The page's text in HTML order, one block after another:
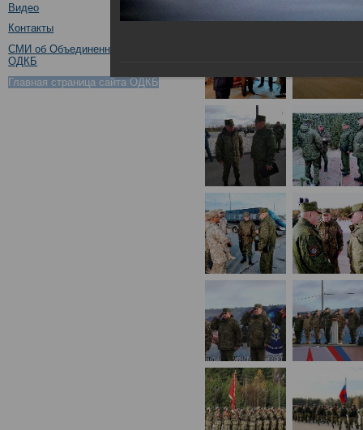
Видео
Контакты
СМИ об Объединенном штабе
ОДКБ
Главная страница сайта ОДКБ